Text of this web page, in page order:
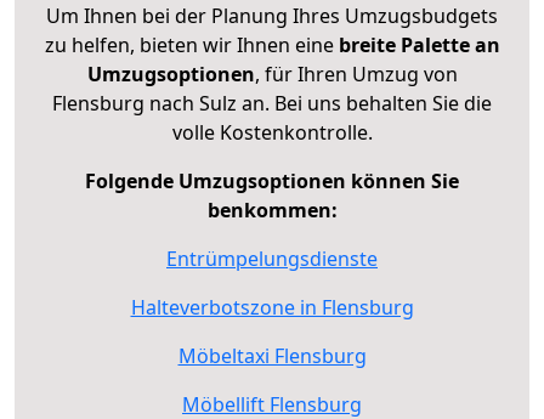
Um Ihnen bei der Planung Ihres Umzugsbudgets
zu helfen, bieten wir Ihnen eine breite Palette an
Umzugsoptionen, für Ihren Umzug von
Flensburg nach Sulz an. Bei uns behalten Sie die
volle Kostenkontrolle.
Folgende Umzugsoptionen können Sie
benkommen:
Entrümpelungsdienste
Halteverbotszone in Flensburg
Möbeltaxi Flensburg
Möbellift Flensburg